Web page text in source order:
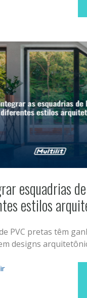
esquadrias
estilos
PVC pretas têm
designs